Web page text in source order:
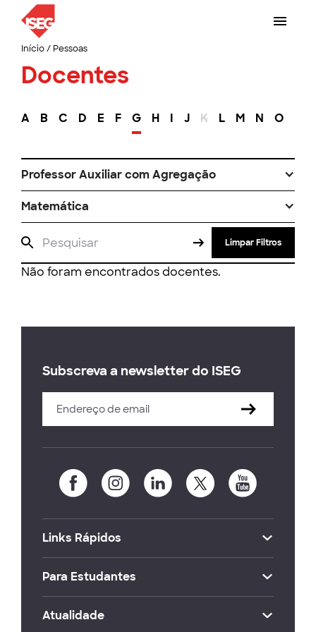
Início/ Pessoas
Docentes
A B C D E F G H I J K L M N O
Professor Auxiliar com Agregação
Matemática
Limpar Filtros
Não foram encontrados docentes.
Subscreva a newsletter do ISEG
Links Rápidos
Para Estudantes
Atualidade